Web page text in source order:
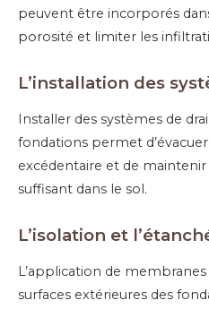
peuvent être incorporés
porosité et limiter les
L’installation des s
Installer des systèmes de
fondations permet
excédentaire et de maintenir
suffisant dans le sol.
L’isolation et l’
L’application de
surfaces extérieures des